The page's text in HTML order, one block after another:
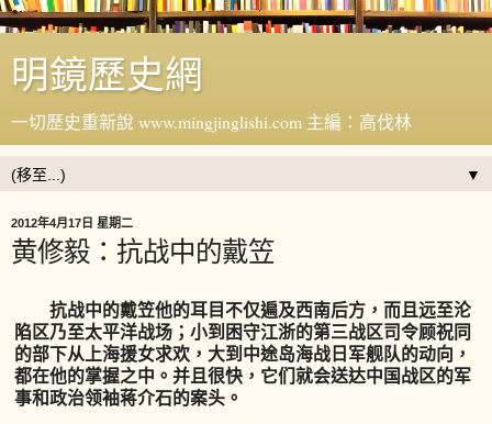
明鏡歷史網
一切歷史重新說 www.mingjinglishi.com 主編：高伐林
▼
2012年4月17日 星期二
黄修毅：抗战中的戴笠
抗战中的戴笠他的耳目不仅遍及西南后方，而且远至沦
陷区乃至太平洋战场；小到困守江浙的第三战区司令顾祝同
的部下从上海援女求欢，大到中途岛海战日军舰队的动向，
都在他的掌握之中。并且很快，它们就会送达中国战区的军
事和政治领袖蒋介石的案头。